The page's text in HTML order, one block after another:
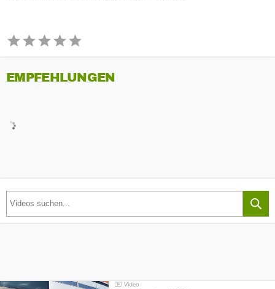
EMPFEHLUNGEN